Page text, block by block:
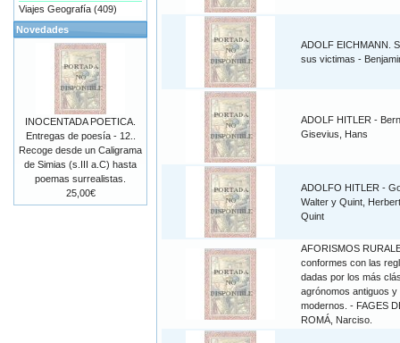
ADOLF EICHMANN.
sus victimas -
ADOLF HITLER -
Gisevius, Hans
ADOLFO HITLER -
Walter y Quint,
Quint
AFORISMOS
conformes con las
dadas por los más
agrónomos antiguos y
modernos. - FAGES
ROMÁ, Narciso.
Viajes Geografía (409)
Novedades
INOCENTADA POETICA.
Entregas de poesía - 12..
Recoge desde un Caligrama
de Simias (s.III a.C) hasta
poemas surrealistas.
25,00€